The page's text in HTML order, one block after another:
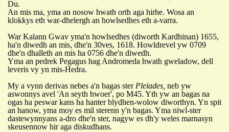
Du.
An mis ma, yma an nosow hwath orth aga hirhe. Wosa an
klokkys eth war-dhelergh an howlsedhes eth a-varra.
War Kalann Gwav yma'n howlsedhes (diworth Kardhinan) 1655,
ha'n diwedh an mis, dhe'n 30ves, 1618. Howldrevel yw 0709
dhe'n dhalleth an mis ha 0756 dhe'n diwedh.
Yma an pedrek Pegagus hag Andromeda hwath gweladow, dell
leveris vy yn mis-Hedra.
My a vynn derivas nebes a'n bagas sterPleiades, neb yw
aswonnys avel 'An seyth hwoer', po M45. Yth yw an bagas na
ogas ha peswar kans ha hanter blydhen-wolow diworthyn. Yn spit
an hanow, yma moy es mil sterenn y'n bagas. Yma niwl-ster
dastewynnyans a-dro dhe'n ster, nagyw es dh'y weles marnasyn
skeusennow hir aga diskudhans.